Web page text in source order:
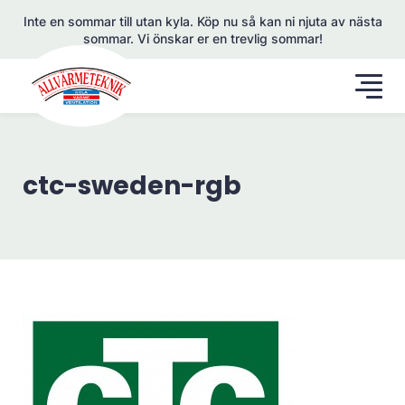
Inte en sommar till utan kyla. Köp nu så kan ni njuta av nästa
sommar. Vi önskar er en trevlig sommar!
ctc-sweden-rgb